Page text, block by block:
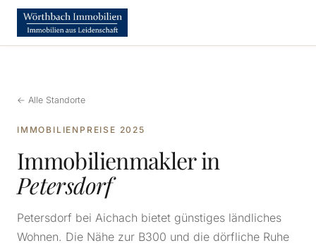
← Alle Standorte
IMMOBILIENPREISE 2025
Immobilienmakler in
Petersdorf
Petersdorf bei Aichach bietet günstiges ländliches
Wohnen. Die Nähe zur B300 und die dörfliche Ruhe